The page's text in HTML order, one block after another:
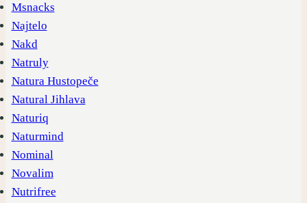
Msnacks
Najtelo
Nakd
Natruly
Natura Hustopeče
Natural Jihlava
Naturiq
Naturmind
Nominal
Novalim
Nutrifree